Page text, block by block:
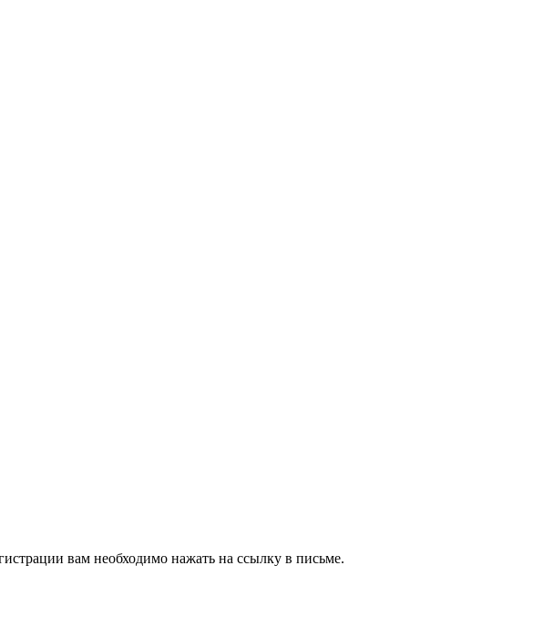
вам необходимо нажать на ссылку в письме.